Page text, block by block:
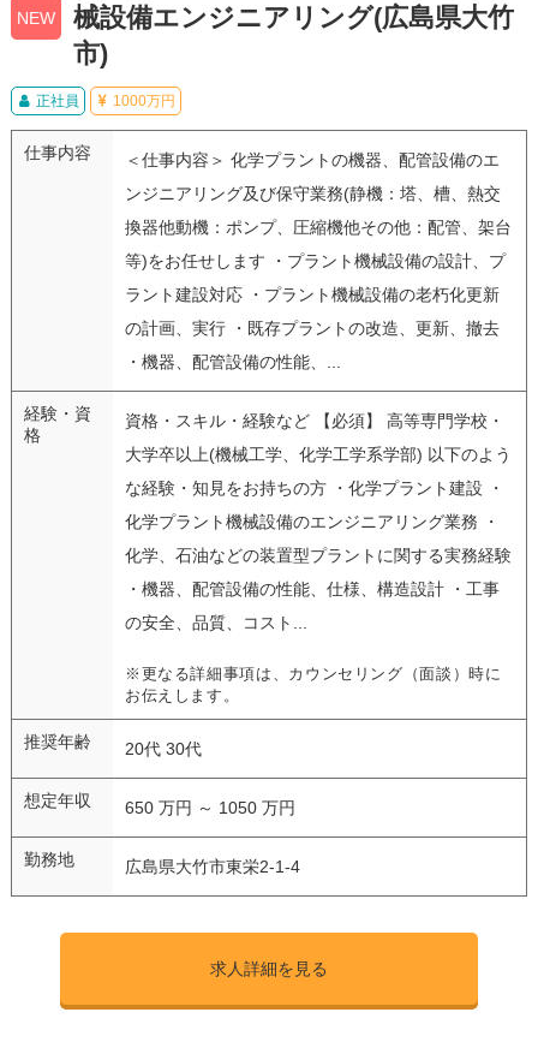
NEW
械設備エンジニアリング(広島県大竹
市)
正社員 1000万円
仕事内容
＜仕事内容＞ 化学プラントの機器、配管設備のエ
ンジニアリング及び保守業務(静機：塔、槽、熱交
換器他動機：ポンプ、圧縮機他その他：配管、架台
等)をお任せします ・プラント機械設備の設計、プ
ラント建設対応 ・プラント機械設備の老朽化更新
の計画、実行 ・既存プラントの改造、更新、撤去
・機器、配管設備の性能、...
経験・資
格
資格・スキル・経験など 【必須】 高等専門学校・
大学卒以上(機械工学、化学工学系学部) 以下のよう
な経験・知見をお持ちの方 ・化学プラント建設 ・
化学プラント機械設備のエンジニアリング業務 ・
化学、石油などの装置型プラントに関する実務経験
・機器、配管設備の性能、仕様、構造設計 ・工事
の安全、品質、コスト...
※更なる詳細事項は、カウンセリング（面談）時に
お伝えします。
推奨年齢 20代 30代
想定年収 650 万円 ～ 1050 万円
勤務地 広島県大竹市東栄2-1-4
求人詳細を見る